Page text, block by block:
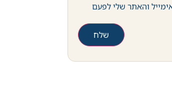
והאתר שלי לפעם